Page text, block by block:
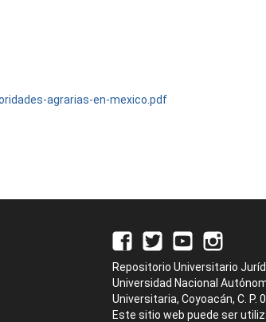
agrarias-en-mexico.pdf
Repositorio Universitario
Universidad Nacional
Universitaria, Coyoacán, C. P.
Este sitio web puede ser